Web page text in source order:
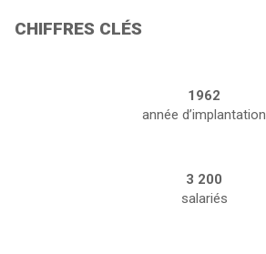
CHIFFRES CLÉS
1962
année d’implantation
3 200
salariés